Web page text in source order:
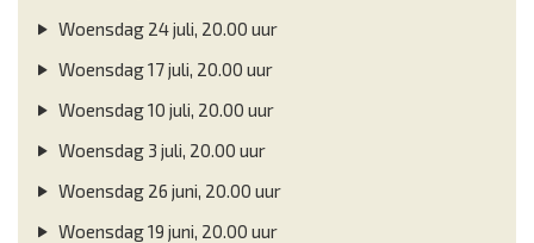
Woensdag 24 juli, 20.00 uur
Woensdag 17 juli, 20.00 uur
Woensdag 10 juli, 20.00 uur
Woensdag 3 juli, 20.00 uur
Woensdag 26 juni, 20.00 uur
Woensdag 19 juni, 20.00 uur